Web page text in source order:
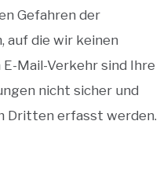
Gefahren der
auf die wir keinen
Mail-Verkehr sind Ihre
nicht sicher und
Dritten erfasst werden.